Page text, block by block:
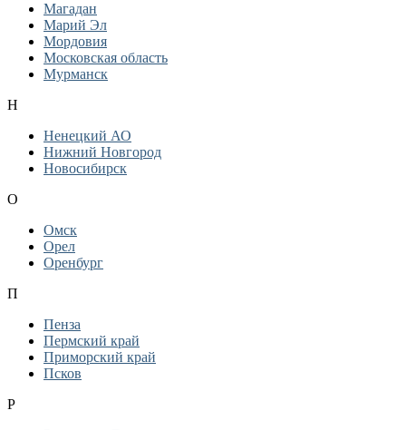
Магадан
Марий Эл
Мордовия
Московская область
Мурманск
Н
Ненецкий АО
Нижний Новгород
Новосибирск
О
Омск
Орел
Оренбург
П
Пенза
Пермский край
Приморский край
Псков
Р